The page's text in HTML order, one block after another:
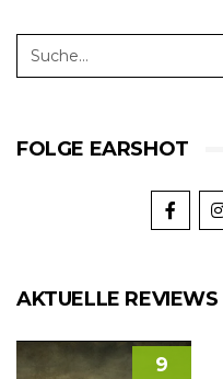
FOLGE EARSHOT
AKTUELLE REVIEWS
9